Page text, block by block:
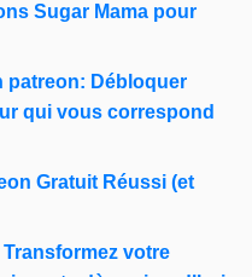
Sugar Mama pour
patreon: Débloquer
qui vous correspond
Gratuit Réussi (et
votre